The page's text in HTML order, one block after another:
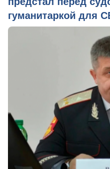
гуманитаркой для